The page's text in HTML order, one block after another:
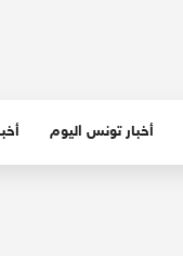
أخبار تونس اليوم